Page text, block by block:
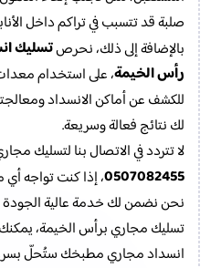
صلبة قد تتسبب في تراكم داخل
بالإضافة إلى ذلك، نحرصتسليك
رأس الخيمة، على استخدام
للكشف عن أماكن الانسداد
لك نتائج فعالة وسريعة.
لا تتردد في الاتصال بنا لتسليك
0507082455، إذا كنت تواجه
نحن نضمن لك خدمة عالية الجودة
تسليك مجاري برأس الخيمة،
انسداد مجاري مطبخك ستُحلّ